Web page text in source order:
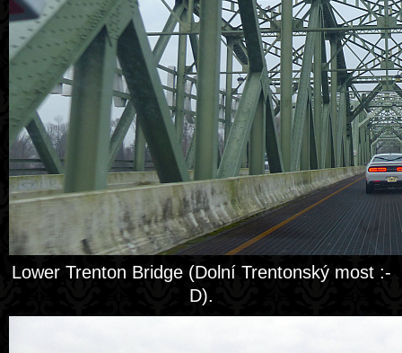
Lower Trenton Bridge (Dolní Trentonský most :-
D).